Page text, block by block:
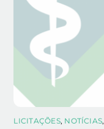
LICITAÇÕES, NOTÍCIAS,